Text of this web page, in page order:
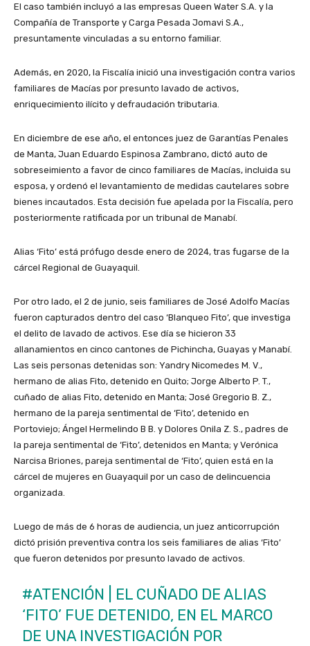
El caso también incluyó a las empresas Queen Water S.A. y la
Compañía de Transporte y Carga Pesada Jomavi S.A.,
presuntamente vinculadas a su entorno familiar.
Además, en 2020, la Fiscalía inició una investigación contra varios
familiares de Macías por presunto lavado de activos,
enriquecimiento ilícito y defraudación tributaria.
En diciembre de ese año, el entonces juez de Garantías Penales
de Manta, Juan Eduardo Espinosa Zambrano, dictó auto de
sobreseimiento a favor de cinco familiares de Macías, incluida su
esposa, y ordenó el levantamiento de medidas cautelares sobre
bienes incautados. Esta decisión fue apelada por la Fiscalía, pero
posteriormente ratificada por un tribunal de Manabí.
Alias ‘Fito’ está prófugo desde enero de 2024, tras fugarse de la
cárcel Regional de Guayaquil.
Por otro lado, el 2 de junio, seis familiares de José Adolfo Macías
fueron capturados dentro del caso ‘Blanqueo Fito’, que investiga
el delito de lavado de activos. Ese día se hicieron 33
allanamientos en cinco cantones de Pichincha, Guayas y Manabí.
Las seis personas detenidas son: Yandry Nicomedes M. V.,
hermano de alias Fito, detenido en Quito; Jorge Alberto P. T.,
cuñado de alias Fito, detenido en Manta; José Gregorio B. Z.,
hermano de la pareja sentimental de ‘Fito’, detenido en
Portoviejo; Ángel Hermelindo B B. y Dolores Onila Z. S., padres de
la pareja sentimental de ‘Fito’, detenidos en Manta; y Verónica
Narcisa Briones, pareja sentimental de ‘Fito’, quien está en la
cárcel de mujeres en Guayaquil por un caso de delincuencia
organizada.
Luego de más de 6 horas de audiencia, un juez anticorrupción
dictó prisión preventiva contra los seis familiares de alias ‘Fito’
que fueron detenidos por presunto lavado de activos.
#ATENCIÓN | EL CUÑADO DE ALIAS
‘FITO’ FUE DETENIDO, EN EL MARCO
DE UNA INVESTIGACIÓN POR